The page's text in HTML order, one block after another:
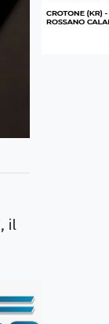
, il